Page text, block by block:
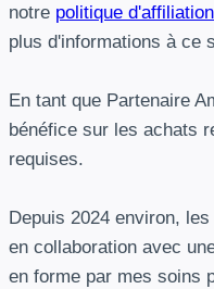
notre politique d'affiliation
plus d'informations à ce
En tant que Partenaire
bénéfice sur les achats
requises.
Depuis 2024 environ,
en collaboration avec
en forme par mes soins